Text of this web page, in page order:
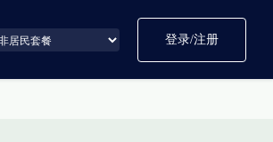
登录/注册